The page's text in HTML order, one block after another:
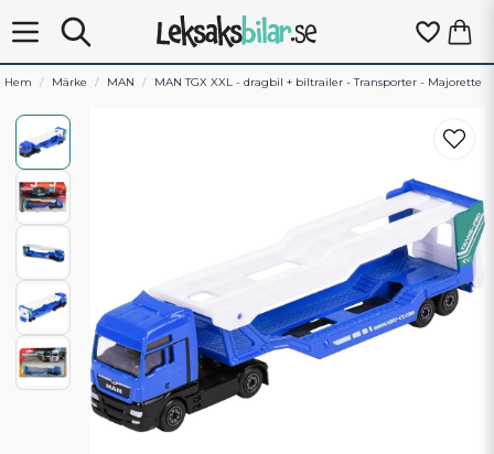
Hem Märke MAN MAN TGX XXL - dragbil + biltrailer - Transporter - Majorette